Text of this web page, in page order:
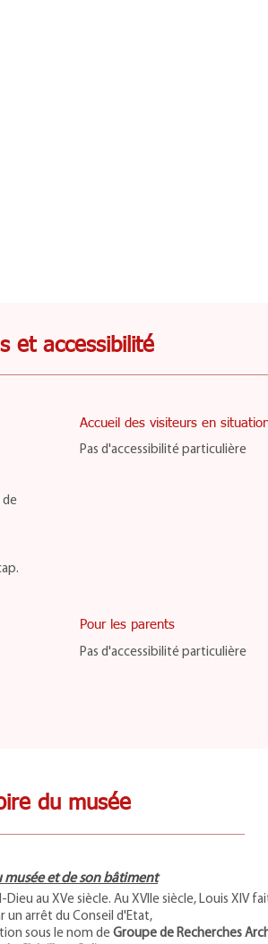
et accessibilité
de
Accueil des visiteurs en
Pas d'accessibilité particulière
Pour les parents
Pas d'accessibilité particulière
du musée
musée et de son bâtiment
au XVe siècle. Au XVIIe siècle, Louis XIV
un arrêt du Conseil d'Etat,
sous le nom de Groupe de Recherches